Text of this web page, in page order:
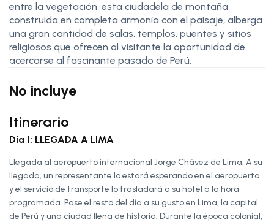
entre la vegetación, esta ciudadela de montaña,
construida en completa armonía con el paisaje, alberga
una gran cantidad de salas, templos, puentes y sitios
religiosos que ofrecen al visitante la oportunidad de
acercarse al fascinante pasado de Perú.
No incluye
Itinerario
Día 1: LLEGADA A LIMA
Llegada al aeropuerto internacional Jorge Chávez de Lima. A su
llegada, un representante lo estará esperando en el aeropuerto
y el servicio de transporte lo trasladará a su hotel a la hora
programada. Pase el resto del día a su gusto en Lima, la capital
de Perú y una ciudad llena de historia. Durante la época colonial,